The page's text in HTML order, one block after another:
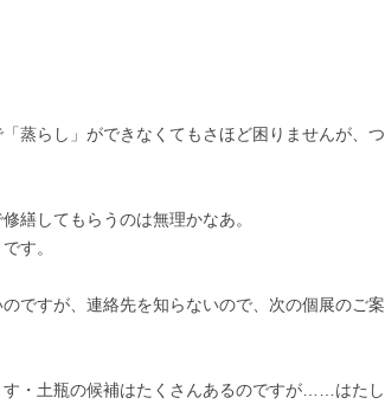
蒸らし」ができなくてもさほど困りませんが、つ
繕してもらうのは無理かなあ。
す。
ですが、連絡先を知らないので、次の個展のご案
・土瓶の候補はたくさんあるのですが……はたし